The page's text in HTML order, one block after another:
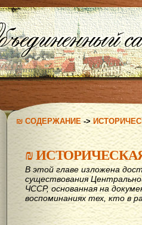
₪ СОДЕРЖАНИЕ->
₪
В этой главе изложена
существования
ЧССР, основанная на
воспоминаниях тех, кто в